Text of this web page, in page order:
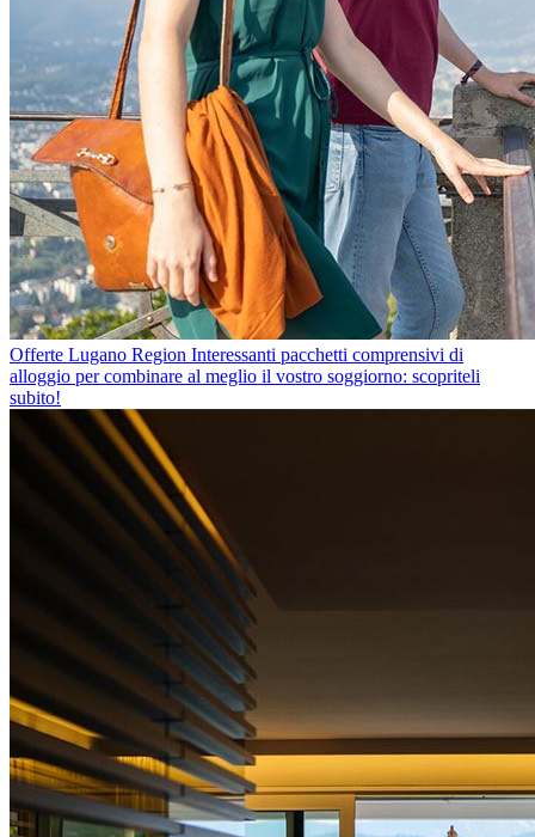
Offerte Lugano Region Interessanti pacchetti comprensivi di
alloggio per combinare al meglio il vostro soggiorno: scopriteli
subito!